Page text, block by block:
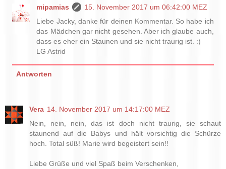
mipamias
15. November 2017 um 06:42:00 MEZ
Liebe Jacky, danke für deinen Kommentar. So habe ich
das Mädchen gar nicht gesehen. Aber ich glaube auch,
dass es eher ein Staunen und sie nicht traurig ist. :)
LG Astrid
Antworten
Vera 14. November 2017 um 14:17:00 MEZ
Nein, nein, nein, das ist doch nicht traurig, sie schaut
staunend auf die Babys und hält vorsichtig die Schürze
hoch. Total süß! Marie wird begeistert sein!!
Liebe Grüße und viel Spaß beim Verschenken,